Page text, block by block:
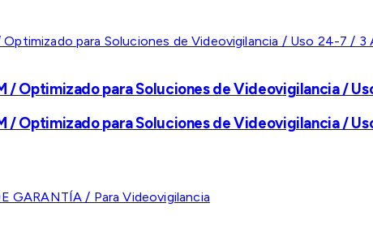
/ Optimizado para Soluciones de Videovigilancia /
/ Optimizado para Soluciones de Videovigilancia /